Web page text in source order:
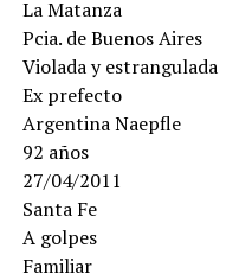
La Matanza
Pcia. de Buenos Aires
Violada y estrangulada
Ex prefecto
Argentina Naepfle
92 años
27/04/2011
Santa Fe
A golpes
Familiar